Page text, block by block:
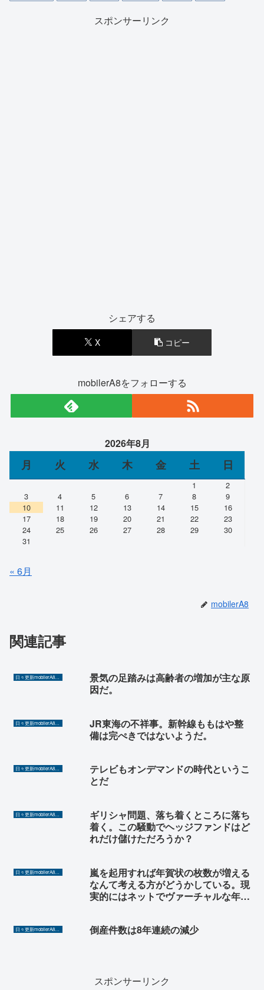
スポンサーリンク
シェアする
X コピー
mobilerA8をフォローする
2026年8月
月 火 水 木 金 土 日
1
2
3
4 5 6 7 8
9
10
11 12 13 14 15
16
17
18 19 20 21 22
23
24
25 26 27 28 29
30
31
« 6月
mobilerA8
関連記事
景気の足踏みは高齢者の増加が主な原
因だ。
JR東海の不祥事。新幹線ももはや整
備は完ぺきではないようだ。
日々更新mobilerA8（Yahoo!ニュースを毎日ウォッチ）
テレビもオンデマンドの時代というこ
とだ
ギリシャ問題、落ち着くところに落ち
着く。この騒動でヘッジファンドはど
れだけ儲けただろうか？
嵐を起用すれば年賀状の枚数が増える
なんて考える方がどうかしている。現
実的にはネットでヴァーチャルな年賀
日々更新mobilerA8（Yahoo!ニュースを毎日ウォッチ） 倒産件数は8年連続の減少
スポンサーリンク